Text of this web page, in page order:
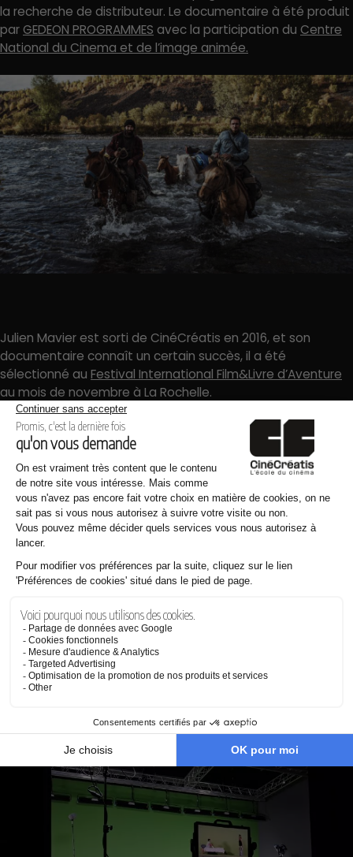
la recherche de distributeur. Le documentaire à été produit
parGEDEON PROGRAMMES avec la participation du Centre
National du Cinema et de l’image animée.
Julien Mavier est sorti de CinéCréatis en 2016, et son
documentaire connaît un certain succès, il a été
sélectionné au Festival International Film&Livre d’Aventure
au mois de novembre à La Rochelle.
Même thème